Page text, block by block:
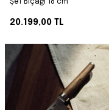
Şef Bıçağı 18 cm
20.199,00 TL